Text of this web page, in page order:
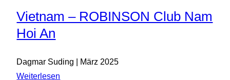
Vietnam – ROBINSON Club Nam
Hoi An
Dagmar Suding | März 2025
Weiterlesen